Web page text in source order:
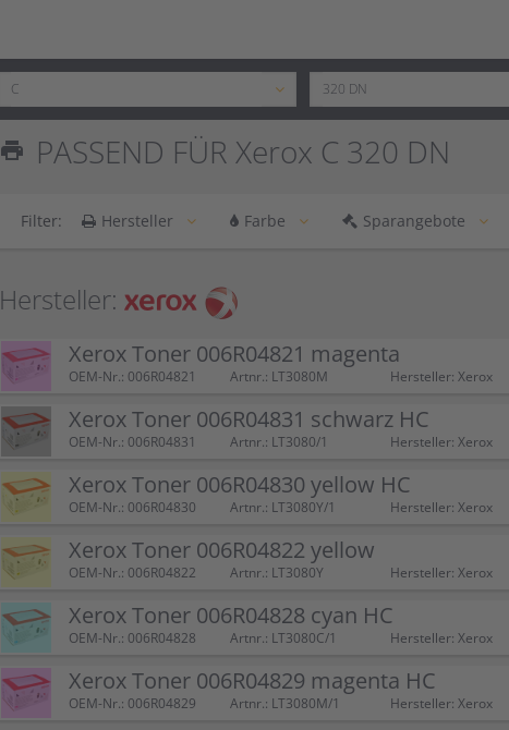
print PASSEND FÜR Xerox C 320 DN
Filter: Hersteller Farbe Sparangebote
Hersteller:
Xerox Toner 006R04821 magenta
OEM-Nr.: 006R04821 Artnr.: LT3080M Hersteller: Xerox
Xerox Toner 006R04831 schwarz HC
OEM-Nr.: 006R04831 Artnr.: LT3080/1 Hersteller: Xerox
Xerox Toner 006R04830 yellow HC
OEM-Nr.: 006R04830 Artnr.: LT3080Y/1 Hersteller: Xerox
Xerox Toner 006R04822 yellow
OEM-Nr.: 006R04822 Artnr.: LT3080Y Hersteller: Xerox
Xerox Toner 006R04828 cyan HC
OEM-Nr.: 006R04828 Artnr.: LT3080C/1 Hersteller: Xerox
Xerox Toner 006R04829 magenta HC
OEM-Nr.: 006R04829 Artnr.: LT3080M/1 Hersteller: Xerox